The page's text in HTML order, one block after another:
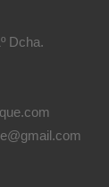
Dcha.